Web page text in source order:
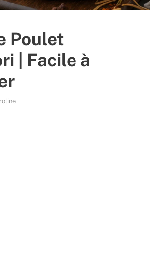
Poulet
| Facile à